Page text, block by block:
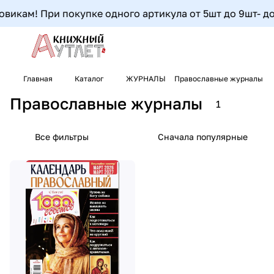
При покупке одного артикула от 5шт до 9шт-
Главная Каталог ЖУРНАЛЫ Православные журналы
Православные журналы 1
Все фильтры Сначала популярные